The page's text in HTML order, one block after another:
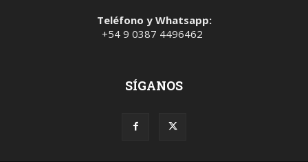
Teléfono y Whatsapp:
+54 9 0387 4496462
SÍGANOS